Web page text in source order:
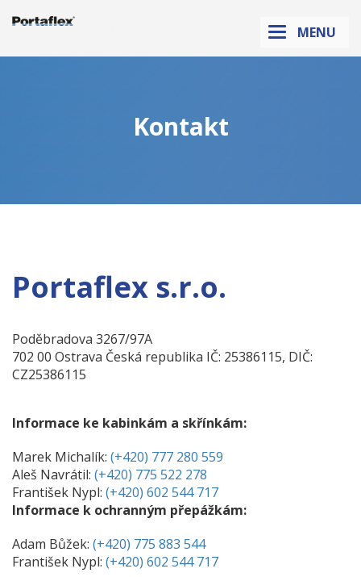
Sanikab.cz
MENU
Kontakt
Portaflex s.r.o.
Poděbradova 3267/97A
702 00 Ostrava Česká republika IČ: 25386115, DIČ:
CZ25386115
Informace ke kabinkám a skřínkám:
Marek Michalík: (+420) 777 280 559
Aleš Navrátil: (+420) 775 522 278
František Nypl: (+420) 602 544 717
Informace k ochranným přepážkám:
Adam Bůžek: (+420) 775 883 544
František Nypl: (+420) 602 544 717